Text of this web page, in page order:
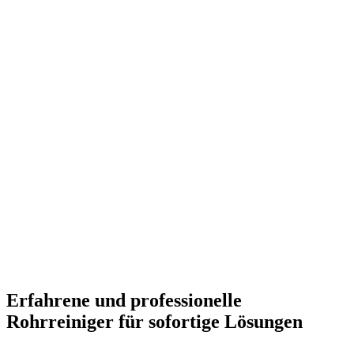
Erfahrene und professionelle
Rohrreiniger für sofortige Lösungen